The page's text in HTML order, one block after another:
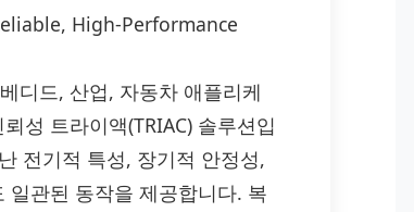
High-Performance
디드, 산업, 자동차 애플리케
성 트라이액(TRIAC) 솔루션입
전기적 특성, 장기적 안정성,
관된 동작을 제공합니다. 복